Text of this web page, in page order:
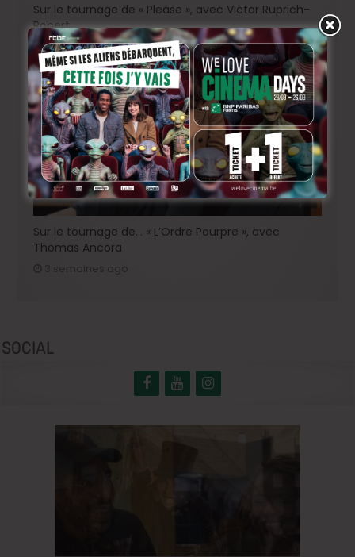
Sur le tournage de « Please », avec Victor Ruprich-
Robert
2 semaines ago
Sur le tournage de… « L’Ordre Pourpre », avec
Thomas Ancora
SOCIAL